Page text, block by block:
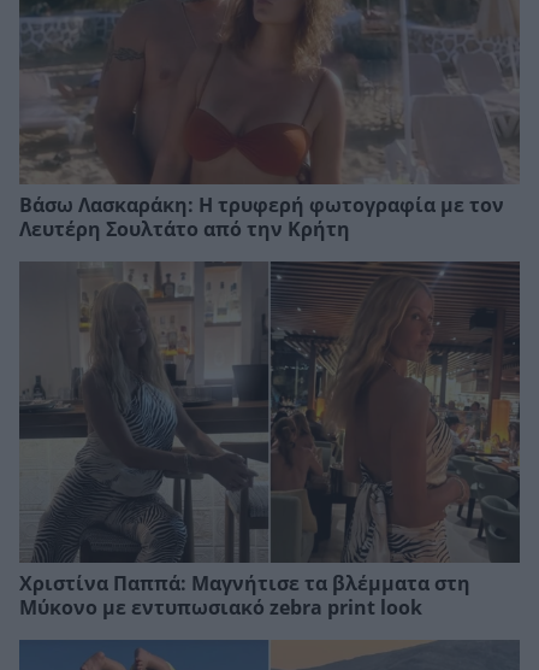
Βάσω Λασκαράκη: Η τρυφερή φωτογραφία με τον
Λευτέρη Σουλτάτο από την Κρήτη
Χριστίνα Παππά: Μαγνήτισε τα βλέμματα στη
Μύκονο με εντυπωσιακό zebra print look